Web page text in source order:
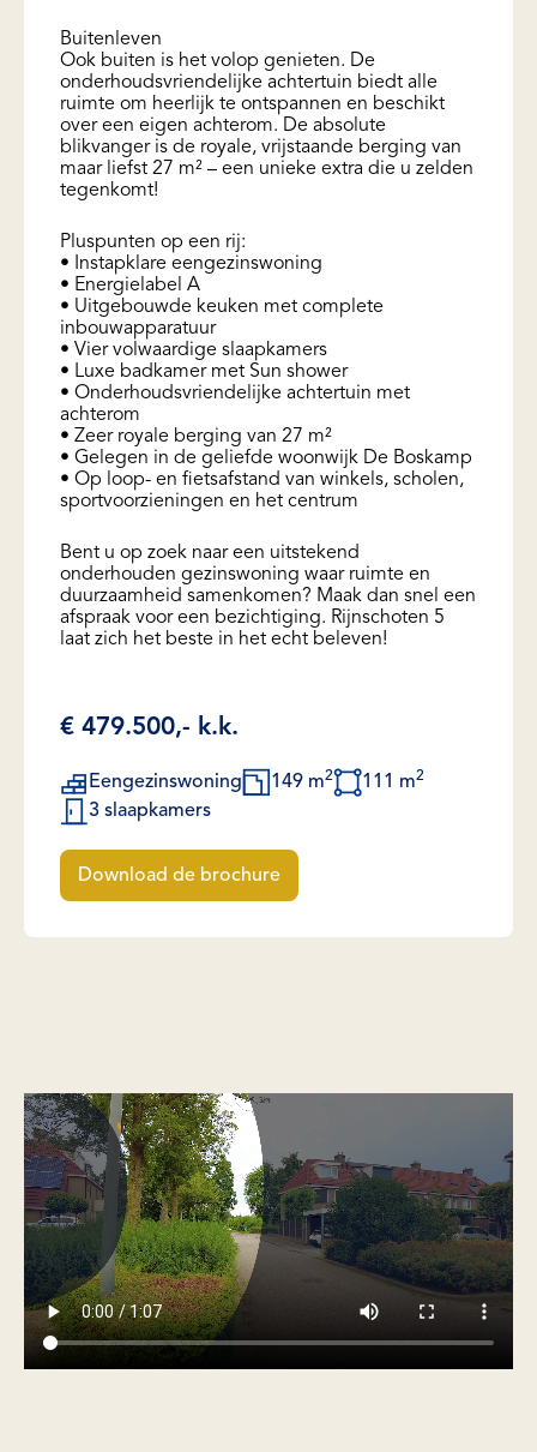
Buitenleven
Ook buiten is het volop genieten. De
onderhoudsvriendelijke achtertuin biedt alle
ruimte om heerlijk te ontspannen en beschikt
over een eigen achterom. De absolute
blikvanger is de royale, vrijstaande berging van
maar liefst 27 m² – een unieke extra die u zelden
tegenkomt!
Pluspunten op een rij:
• Instapklare eengezinswoning
• Energielabel A
• Uitgebouwde keuken met complete
inbouwapparatuur
• Vier volwaardige slaapkamers
• Luxe badkamer met Sun shower
• Onderhoudsvriendelijke achtertuin met
achterom
• Zeer royale berging van 27 m²
• Gelegen in de geliefde woonwijk De Boskamp
• Op loop- en fietsafstand van winkels, scholen,
sportvoorzieningen en het centrum
Bent u op zoek naar een uitstekend
onderhouden gezinswoning waar ruimte en
duurzaamheid samenkomen? Maak dan snel een
afspraak voor een bezichtiging. Rijnschoten 5
laat zich het beste in het echt beleven!
€ 479.500,- k.k.
Eengezinswoning 149 m2 111 m2
3 slaapkamers
Download de brochure